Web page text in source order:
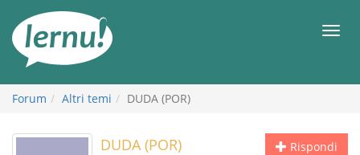
all’indice
Forum Altri temi DUDA (POR)
Rispondi
DUDA (POR)